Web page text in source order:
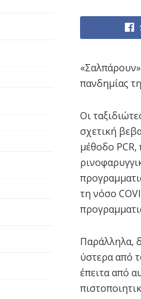
πανδημίας
Οι
σχετική
μέθοδο
τη νόσο
Παράλληλα,
ύστερα από
έπειτα από